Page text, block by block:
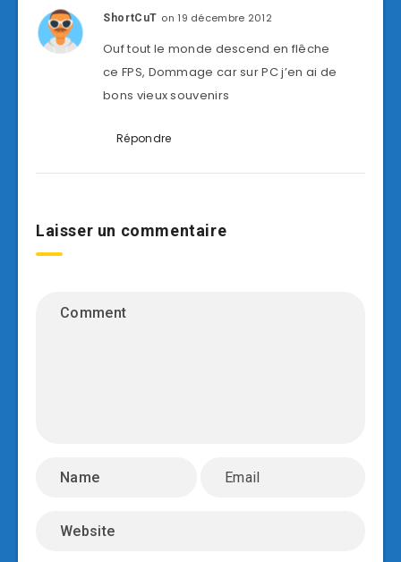
ShortCuT on 19 décembre 2012
Ouf tout le monde descend en flêche
ce FPS, Dommage car sur PC j’en ai de
bons vieux souvenirs
Répondre
Laisser un commentaire